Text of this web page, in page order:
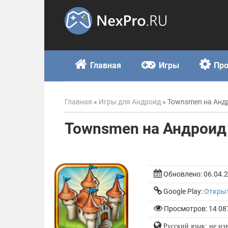
Главная Игры
Главная » Игры для Андроид » Townsmen на
Townsmen на
Обновлено:
Google Play:
Просмотров: 14
Русский язык: не